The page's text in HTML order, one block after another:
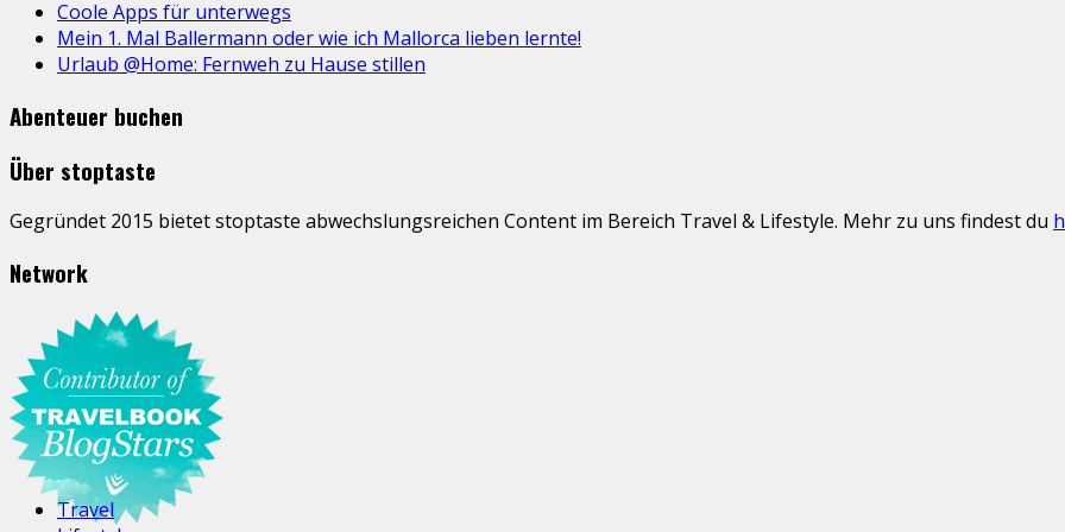
Coole Apps für unterwegs
Mein 1. Mal Ballermann oder wie ich Mallorca lieben lernte!
Urlaub @Home: Fernweh zu Hause stillen
Abenteuer buchen
Über stoptaste
Gegründet 2015 bietet stoptaste abwechslungsreichen Content im Bereich Travel & Lifestyle. Mehr zu uns findest du
Network
Travel